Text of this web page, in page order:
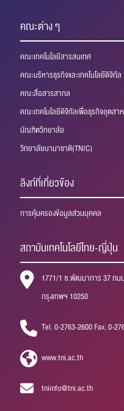
คณะต่าง ๆ
คณะเทคโนโลยีสารสนเทศ
คณะบริหารธุรกิจและเทคโนโลยีดิจิทัล
คณะสื่อสารสากล
คณะเทคโนโลยีดิจิทัลเพื่อธุรกิจอุตสา
บัณฑิตวิทยาลัย
วิทยาลัยนานาชาติ(TNIC)
ลิงก์ที่เกี่ยวข้อง
การคุ้มครองข้อมูลส่วนบุคคล
สถาบันเทคโนโลยีไทย-ญี่ปุ่น
1771/1 ซ.พัฒนาการ 37 ถน
กรุงเทพฯ 10250
Tel. 0-2763-2600 Fax. 0-
www.tni.ac.th
tniinfo@tni.ac.th